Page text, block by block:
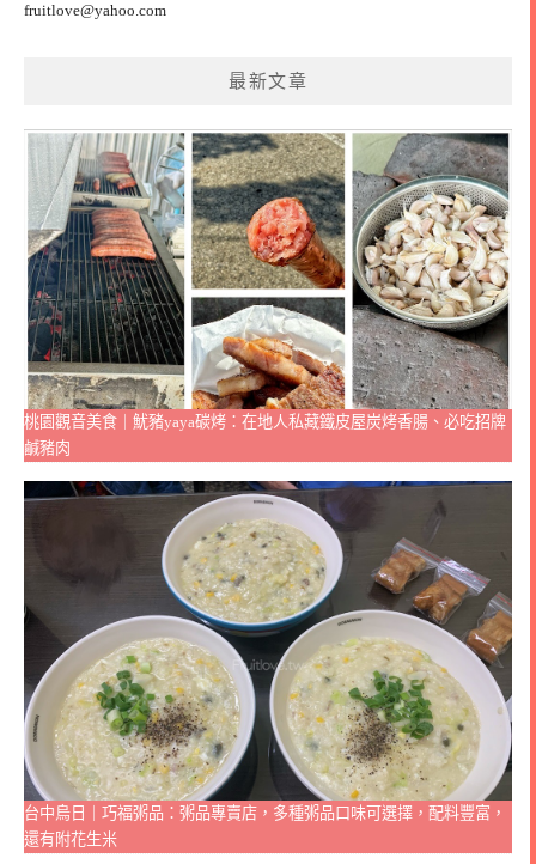
fruitlove@yahoo.com
最新文章
桃園觀音美食｜魷豬yaya碳烤：在地人私藏鐵皮屋炭烤香腸、必吃招牌
鹹豬肉
台中烏日｜巧福粥品：粥品專賣店，多種粥品口味可選擇，配料豐富，
還有附花生米